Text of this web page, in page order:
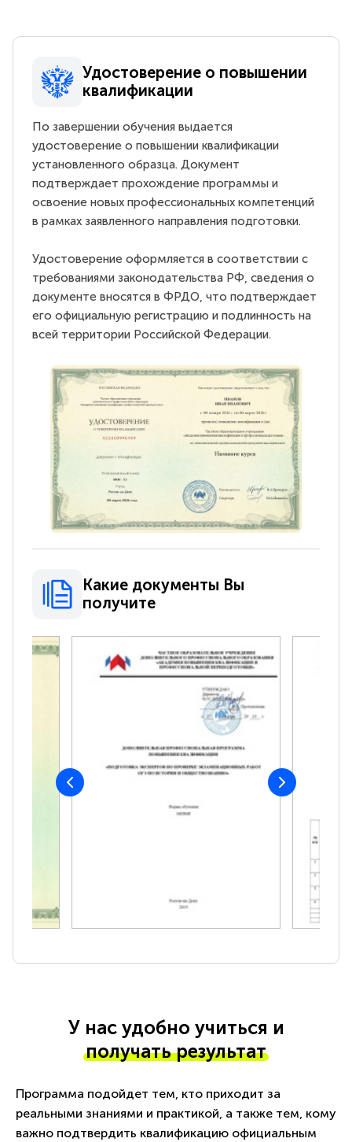
Удостоверение о повышении
квалификации
По завершении обучения выдается
удостоверение о повышении квалификации
установленного образца. Документ
подтверждает прохождение программы и
освоение новых профессиональных компетенций
в рамках заявленного направления подготовки.
Удостоверение оформляется в соответствии с
требованиями законодательства РФ, сведения о
документе вносятся в ФРДО, что подтверждает
его официальную регистрацию и подлинность на
всей территории Российской Федерации.
Какие документы Вы
получите
У нас удобно учиться и
получать результат
Программа подойдет тем, кто приходит за
реальными знаниями и практикой, а также тем, кому
важно подтвердить квалификацию официальным